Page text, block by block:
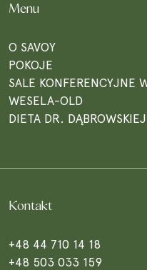
Menu
O SAVOY
POKOJE
SALE KONFERENCYJNE
WESELA-OLD
DIETA DR. DĄBROWSKIEJ
Kontakt
+48 44 710 14 18
+48 503 033 159